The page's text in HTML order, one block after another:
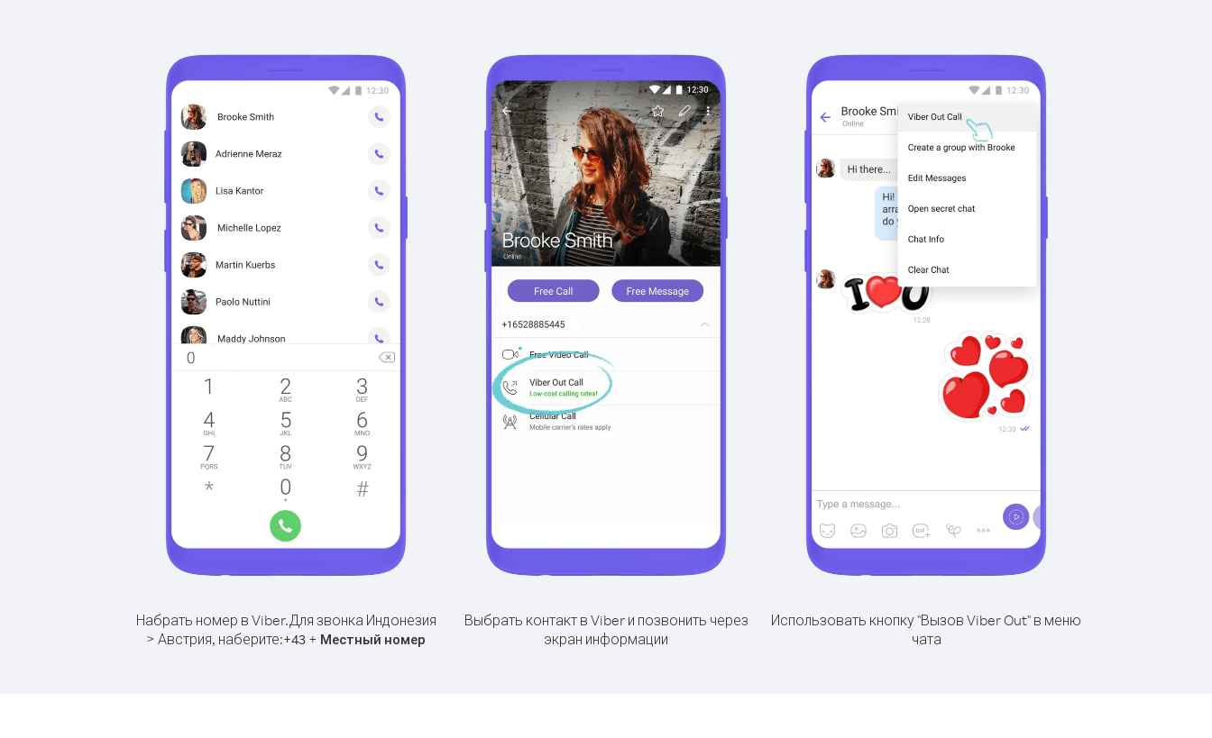
Набрать номер в Viber.Для звонка Индонезия
> Австрия, наберите:+43 + Местный номер
Выбрать контакт в Viber и позвонить через
экран информации
Использовать кнопку "Вызов Viber Out" в меню
чата